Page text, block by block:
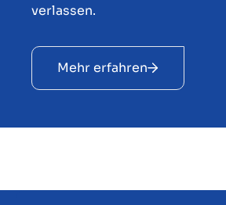
verlassen.
Mehr erfahren